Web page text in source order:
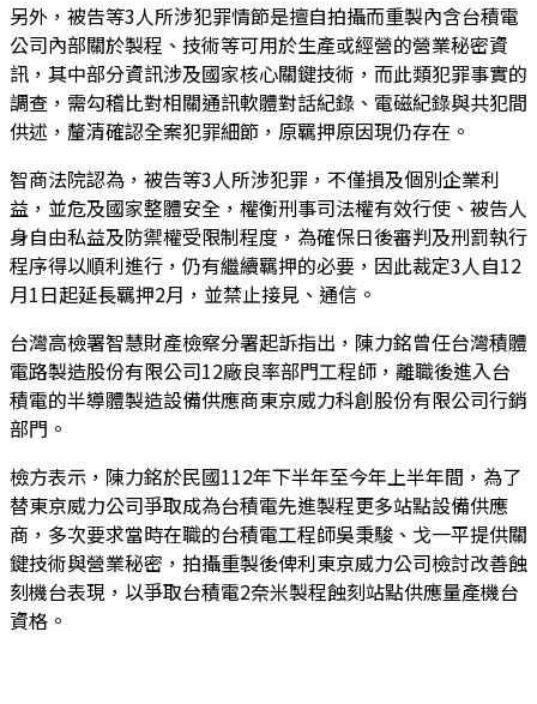
另外，被告等3人所涉犯罪情節是擅自拍攝而重製內含台積電
公司內部關於製程、技術等可用於生產或經營的營業秘密資
訊，其中部分資訊涉及國家核心關鍵技術，而此類犯罪事實的
調查，需勾稽比對相關通訊軟體對話紀錄、電磁紀錄與共犯間
供述，釐清確認全案犯罪細節，原羈押原因現仍存在。
智商法院認為，被告等3人所涉犯罪，不僅損及個別企業利
益，並危及國家整體安全，權衡刑事司法權有效行使、被告人
身自由私益及防禦權受限制程度，為確保日後審判及刑罰執行
程序得以順利進行，仍有繼續羈押的必要，因此裁定3人自12
月1日起延長羈押2月，並禁止接見、通信。
台灣高檢署智慧財產檢察分署起訴指出，陳力銘曾任台灣積體
電路製造股份有限公司12廠良率部門工程師，離職後進入台
積電的半導體製造設備供應商東京威力科創股份有限公司行銷
部門。
檢方表示，陳力銘於民國112年下半年至今年上半年間，為了
替東京威力公司爭取成為台積電先進製程更多站點設備供應
商，多次要求當時在職的台積電工程師吳秉駿、戈一平提供關
鍵技術與營業秘密，拍攝重製後俾利東京威力公司檢討改善蝕
刻機台表現，以爭取台積電2奈米製程蝕刻站點供應量產機台
資格。